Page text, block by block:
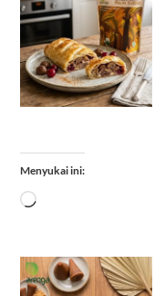
Menyukai ini:
Memuat...